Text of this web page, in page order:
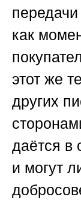
как
этот же
других
даётся в
и могут